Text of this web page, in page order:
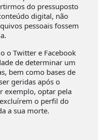
do pressuposto
digital, não
pessoais fossem
o Twitter e Facebook
de determinar um
bem como bases de
geridas após o
exemplo, optar pela
o perfil do
a sua morte.